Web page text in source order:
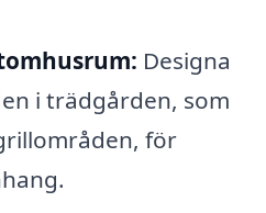
Designa
i trädgården, som
för